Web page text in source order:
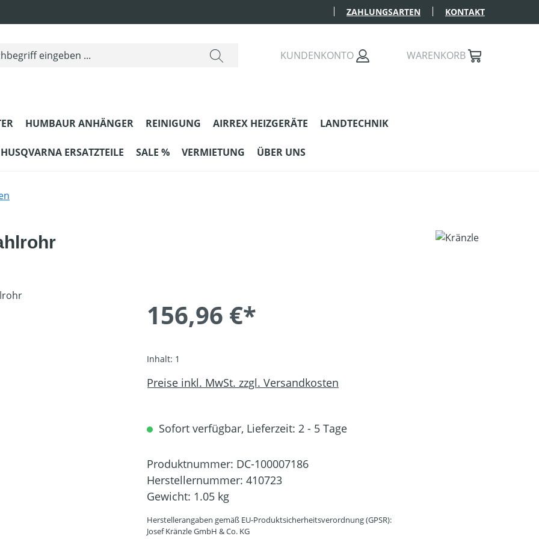
ZAHLUNGSARTEN KONTAKT
KUNDENKONTO WARENKORB
HUMBAUR ANHÄNGER REINIGUNG AIRREX HEIZGERÄTE LANDTECHNIK
HUSQVARNA ERSATZTEILE SALE % VERMIETUNG ÜBER UNS
156,96 €*
Inhalt: 1
Preise inkl. MwSt. zzgl. Versandkosten
Sofort verfügbar, Lieferzeit: 2 - 5 Tage
Produktnummer: DC-100007186
Herstellernummer: 410723
Gewicht: 1.05 kg
Herstellerangaben gemäß EU-Produktsicherheitsverordnung (GPSR):
Josef Kränzle GmbH & Co. KG